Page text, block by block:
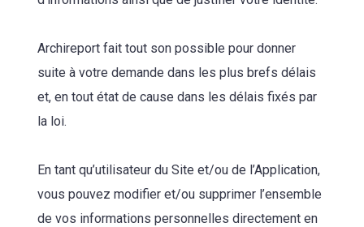
Archireport fait tout son possible pour donner
suite à votre demande dans les plus brefs délais
et, en tout état de cause dans les délais fixés par
la loi.
En tant qu’utilisateur du Site et/ou de l’Application,
vous pouvez modifier et/ou supprimer l’ensemble
de vos informations personnelles directement en